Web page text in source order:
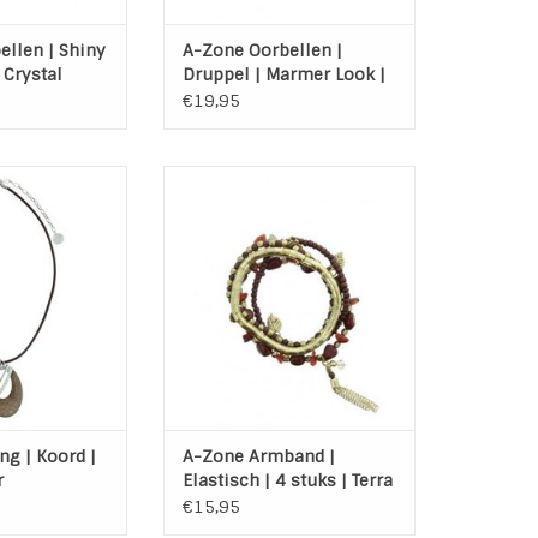
| Shiny
A-Zone Oorbellen |
Druppel | Marmer Look |
Grijs
€19,95
Brown van
42 + 7 cm
WINKELWAGEN
| Koord |
TOEVOEGEN AAN WINKELWAGEN
A-Zone Armband |
Elastisch | 4 stuks | Terra
- Goud
€15,95